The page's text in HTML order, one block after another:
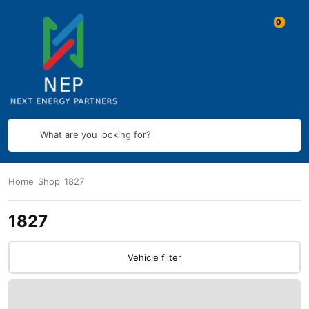
What are you looking for?
Home Shop 1827
1827
Vehicle filter